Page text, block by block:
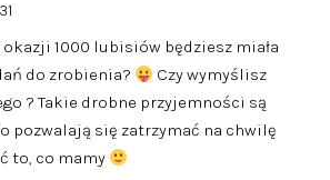
okazji 1000 lubisiów będziesz miała
do zrobienia?
Czy wymyślisz
? Takie drobne przyjemności są
pozwalają się zatrzymać na chwilę
to, co mamy